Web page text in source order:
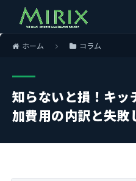
ホーム コラム
知らないと損！キッ
加費用の内訳と失敗